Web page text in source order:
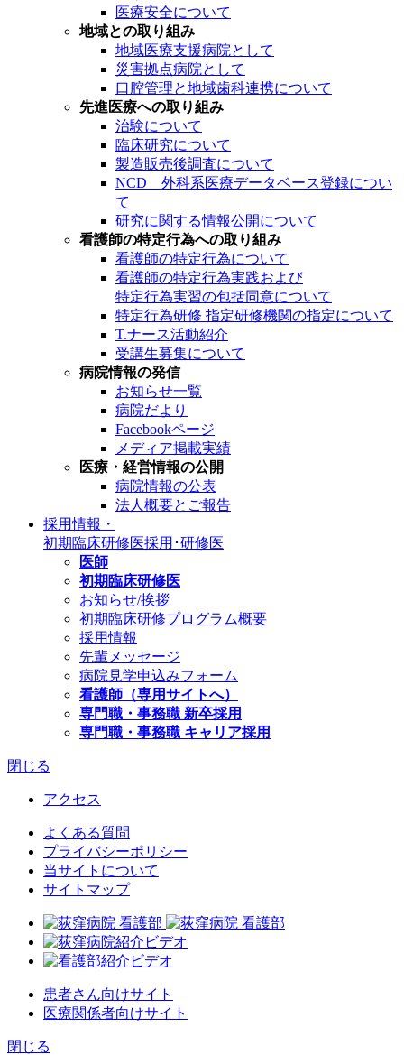
医療安全について
地域との取り組み
地域医療支援病院として
災害拠点病院として
口腔管理と地域歯科連携について
先進医療への取り組み
治験について
臨床研究について
製造販売後調査について
NCD 外科系医療データベース登録につい
て
研究に関する情報公開について
看護師の特定行為への取り組み
看護師の特定行為について
看護師の特定行為実践および
特定行為実習の包括同意について
特定行為研修 指定研修機関の指定について
T.ナース活動紹介
受講生募集について
病院情報の発信
お知らせ一覧
病院だより
Facebookページ
メディア掲載実績
医療・経営情報の公開
病院情報の公表
法人概要とご報告
採用情報・
初期臨床研修医採用･研修医
医師
初期臨床研修医
お知らせ/挨拶
初期臨床研修プログラム概要
採用情報
先輩メッセージ
病院見学申込みフォーム
看護師（専用サイトへ）
専門職・事務職 新卒採用
専門職・事務職 キャリア採用
閉じる
アクセス
よくある質問
プライバシーポリシー
当サイトについて
サイトマップ
患者さん向けサイト
医療関係者向けサイト
閉じる